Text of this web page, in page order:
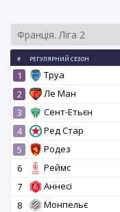
# РЕГУЛЯРНИЙ СЕЗОН
1 Труа
2
Ле Ман
3
Сент-Етьєн
4
Ред Стар
5
Родез
6
Реймс
7
Аннесі
8
Монпельє